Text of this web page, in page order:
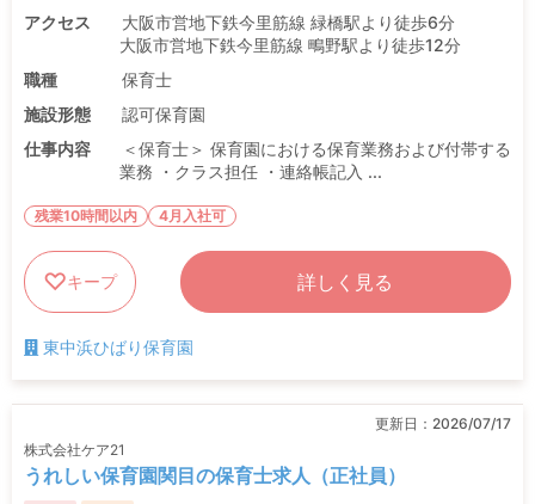
アクセス
大阪市営地下鉄今里筋線 緑橋駅より徒歩6分
大阪市営地下鉄今里筋線 鴫野駅より徒歩12分
職種
保育士
施設形態
認可保育園
仕事内容
＜保育士＞ 保育園における保育業務および付帯する
業務 ・クラス担任 ・連絡帳記入 ...
残業10時間以内 4月入社可
キープ 詳しく見る
東中浜ひばり保育園
更新日： 2026/07/17
株式会社ケア21
うれしい保育園関目の保育士求人（正社員）